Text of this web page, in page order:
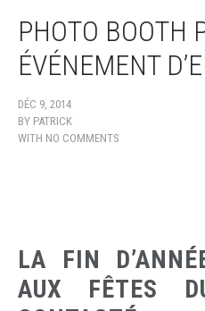
PHOTO BOOTH
ÉVÉNEMENT
DÉC 9, 2014
BY PATRICK
WITH NO COMMENTS
LA FIN
AUX FÊTES